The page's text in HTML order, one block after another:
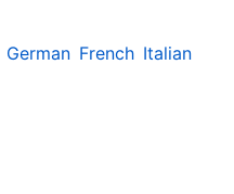
German French Italian